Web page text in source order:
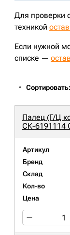
Для проверки
техникой
Если нужной
списке —
Палец (Г/Ц
СК-6191114
Артикул
Бренд
Склад
Кол-во
Цена